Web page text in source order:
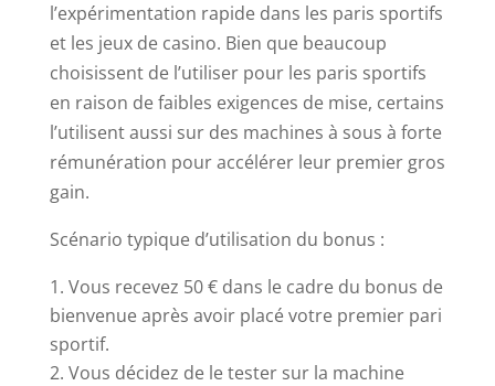
l’expérimentation rapide dans les paris sportifs
et les jeux de casino. Bien que beaucoup
choisissent de l’utiliser pour les paris sportifs
en raison de faibles exigences de mise, certains
l’utilisent aussi sur des machines à sous à forte
rémunération pour accélérer leur premier gros
gain.
Scénario typique d’utilisation du bonus :
Vous recevez 50 € dans le cadre du bonus de
bienvenue après avoir placé votre premier pari
sportif.
Vous décidez de le tester sur la machine